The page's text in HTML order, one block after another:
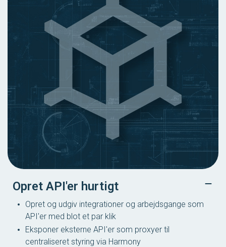
Opret API'er hurtigt
Opret og udgiv integrationer og arbejdsgange som
API'er med blot et par klik
Eksponer eksterne API'er som proxyer til
centraliseret styring via Harmony